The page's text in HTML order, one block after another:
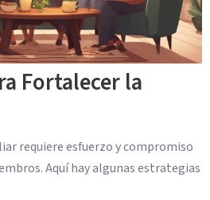
Fortalecer la
requiere esfuerzo y compromiso
Aquí hay algunas estrategias